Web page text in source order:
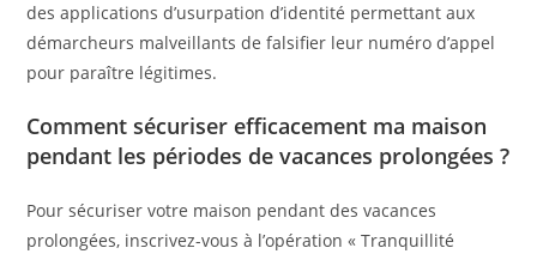
des applications d’usurpation d’identité permettant aux
démarcheurs malveillants de falsifier leur numéro d’appel
pour paraître légitimes.
Comment sécuriser efficacement ma maison
pendant les périodes de vacances prolongées ?
Pour sécuriser votre maison pendant des vacances
prolongées, inscrivez-vous à l’opération « Tranquillité